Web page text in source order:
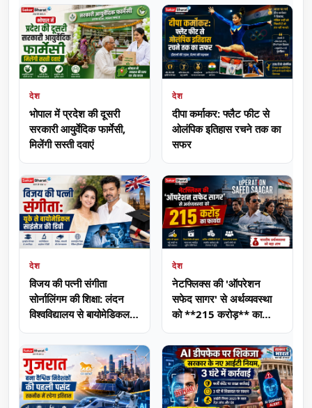
देश
भोपाल में प्रदेश की दूसरी
सरकारी आयुर्वेदिक फार्मेसी,
मिलेंगी सस्ती दवाएं
देश
दीपा कर्माकर: फ्लैट फीट से
ओलंपिक इतिहास रचने तक का
सफर
देश
विजय की पत्नी संगीता
सोर्नालिंगम की शिक्षा: लंदन
विश्वविद्यालय से बायोमेडिकल
देश
नेटफ्लिक्स की 'ऑपरेशन
सफेद सागर' से अर्थव्यवस्था
को **215 करोड़** का